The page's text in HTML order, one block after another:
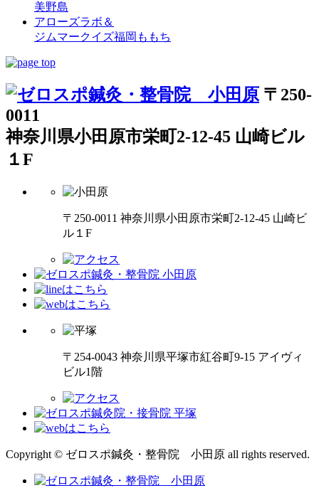
美野島
アローズラボ＆
ジムマークイズ福岡ももち
〒250-
0011
神奈川県小田原市栄町2-12-45 山崎ビル
１F
〒250-0011 神奈川県小田原市栄町2-12-45 山崎ビ
ル１F
〒254-0043 神奈川県平塚市紅谷町9-15 アイヴィ
ビル1階
Copyright © ゼロスポ鍼灸・整骨院 小田原 all rights reserved.